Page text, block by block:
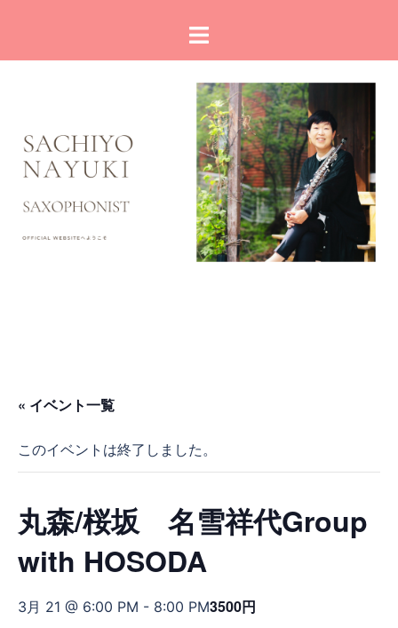
テ
ト
メ
ニ
ュ
ー
« イベント一覧
このイベントは終了しました。
丸森/桜坂 名雪祥代Group
with HOSODA
3月 21 @ 6:00 PM - 8:00 PM3500円